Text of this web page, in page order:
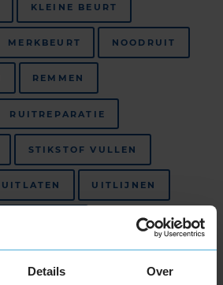
Details Over
KLEINE BEURT
MERKBEURT NOODRUIT
REMMEN
RUITREPARATIE
STIKSTOF VULLEN
UITLATEN UITLIJNEN